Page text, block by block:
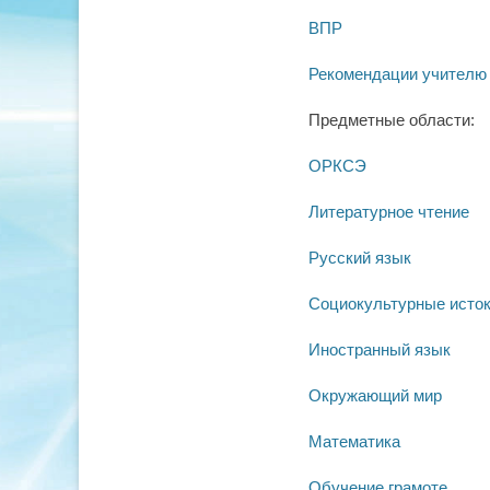
ВПР
Рекомендации учителю
Предметные области:
ОРКСЭ
Литературное чтение
Русский язык
Социокультурные
Иностранный язык
Окружающий мир
Математика